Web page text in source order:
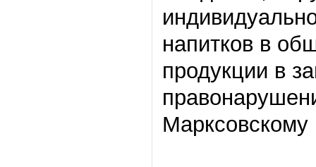
напитков в
продукции в